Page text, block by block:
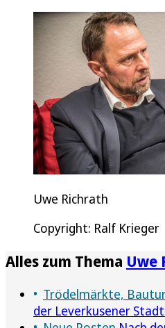
Uwe Richrath
Copyright: Ralf Krieger
Alles zum Thema Uwe
Trödelmärkte,
der Leverkusener